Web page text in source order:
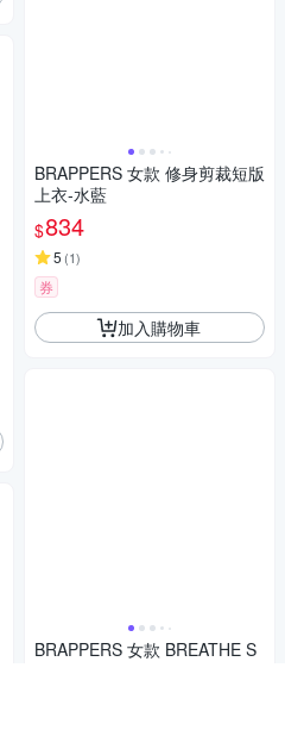
BRAPPERS 女款 修身剪裁短版
上衣-水藍
$834
5 (1)
券
加入購物車
BRAPPERS 女款 BREATHE S